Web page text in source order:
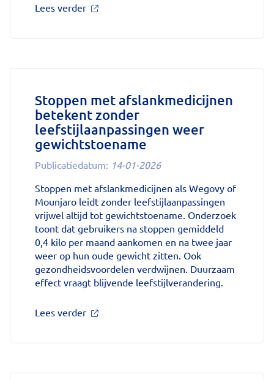
Lees verder over
vergeten
aantal
uitbraken
fors
gestegen'
Nationale
Stoppen met afslankmedicijnen
betekent zonder
leefstijlaanpassingen weer
gewichtstoename
Publicatiedatum: 14-01-2026
Stoppen met afslankmedicijnen als Wegovy of
Mounjaro leidt zonder leefstijlaanpassingen
vrijwel altijd tot gewichtstoename. Onderzoek
toont dat gebruikers na stoppen gemiddeld
0,4 kilo per maand aankomen en na twee jaar
weer op hun oude gewicht zitten. Ook
gezondheidsvoordelen verdwijnen. Duurzaam
effect vraagt blijvende leefstijlverandering.
Lees verder over
zonder